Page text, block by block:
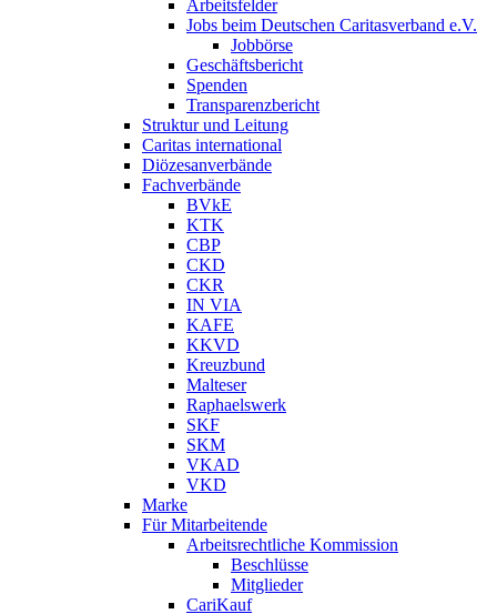
Arbeitsfelder
Jobs beim Deutschen Caritasverband e.V.
Jobbörse
Geschäftsbericht
Spenden
Transparenzbericht
Struktur und Leitung
Caritas international
Diözesanverbände
Fachverbände
BVkE
KTK
CBP
CKD
CKR
IN VIA
KAFE
KKVD
Kreuzbund
Malteser
Raphaelswerk
SKF
SKM
VKAD
VKD
Marke
Für Mitarbeitende
Arbeitsrechtliche Kommission
Beschlüsse
Mitglieder
CariKauf